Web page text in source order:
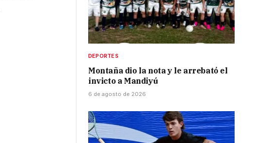
DEPORTES
Montaña dio la nota y le arrebató el
invicto a Mandiyú
6 de agosto de 2026